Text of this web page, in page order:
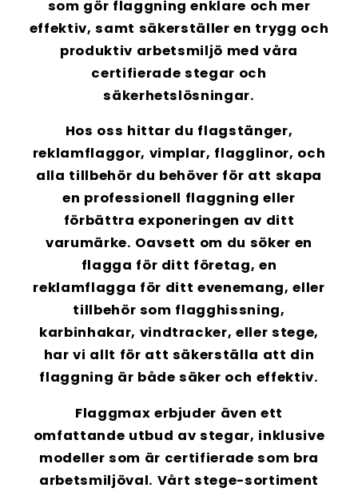
som gör flaggning enklare och mer
effektiv, samt säkerställer en trygg och
produktiv arbetsmiljö med våra
certifierade stegar och
säkerhetslösningar.
Hos oss hittar du flagstänger,
reklamflaggor, vimplar, flagglinor, och
alla tillbehör du behöver för att skapa
en professionell flaggning eller
förbättra exponeringen av ditt
varumärke. Oavsett om du söker en
flagga för ditt företag, en
reklamflagga för ditt evenemang, eller
tillbehör som flagghissning,
karbinhakar, vindtracker, ellerstege,
har vi allt för att säkerställa att din
flaggning är både säker och effektiv.
Flaggmax erbjuder även ett
omfattande utbud av stegar, inklusive
modeller som är certifierade som bra
arbetsmiljöval. Vårt stege-sortiment